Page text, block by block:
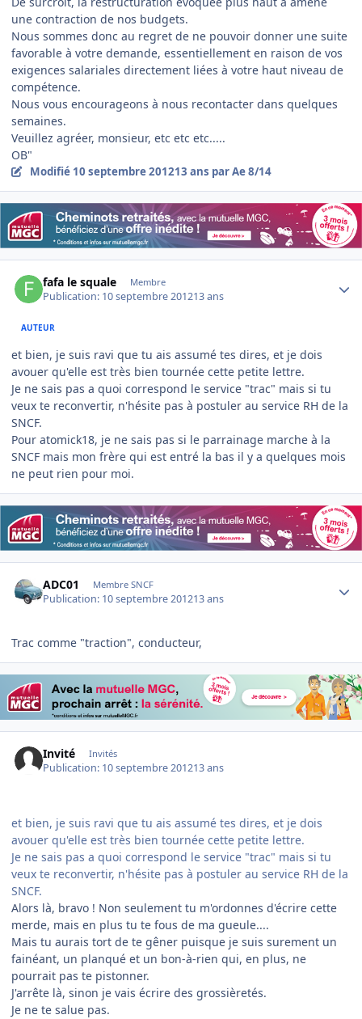
une contraction de nos budgets.
Nous sommes donc au regret de ne pouvoir donner une suite
favorable à votre demande, essentiellement en raison de vos
exigences salariales directement liées à votre haut niveau de
compétence.
Nous vous encourageons à nous recontacter dans quelques
semaines.
Veuillez agréer, monsieur, etc etc etc.....
OB"
Modifié 10 septembre 201213 ans par Ae 8/14
fafa le squale Membre
Publication: 10 septembre 201213 ans
AUTEUR
et bien, je suis ravi que tu ais assumé tes dires, et je dois
avouer qu'elle est très bien tournée cette petite lettre.
Je ne sais pas a quoi correspond le service "trac" mais si tu
veux te reconvertir, n'hésite pas à postuler au service RH de la
SNCF.
Pour atomick18, je ne sais pas si le parrainage marche à la
SNCF mais mon frère qui est entré la bas il y a quelques mois
ne peut rien pour moi.
ADC01 Membre SNCF
Publication: 10 septembre 201213 ans
Trac comme "traction", conducteur,
Invité Invités
Publication: 10 septembre 201213 ans
et bien, je suis ravi que tu ais assumé tes dires, et je dois
avouer qu'elle est très bien tournée cette petite lettre.
Je ne sais pas a quoi correspond le service "trac" mais si tu
veux te reconvertir, n'hésite pas à postuler au service RH de la
SNCF.
Alors là, bravo ! Non seulement tu m'ordonnes d'écrire cette
merde, mais en plus tu te fous de ma gueule....
Mais tu aurais tort de te gêner puisque je suis surement un
fainéant, un planqué et un bon-à-rien qui, en plus, ne
pourrait pas te pistonner.
J'arrête là, sinon je vais écrire des grossièretés.
Je ne te salue pas.